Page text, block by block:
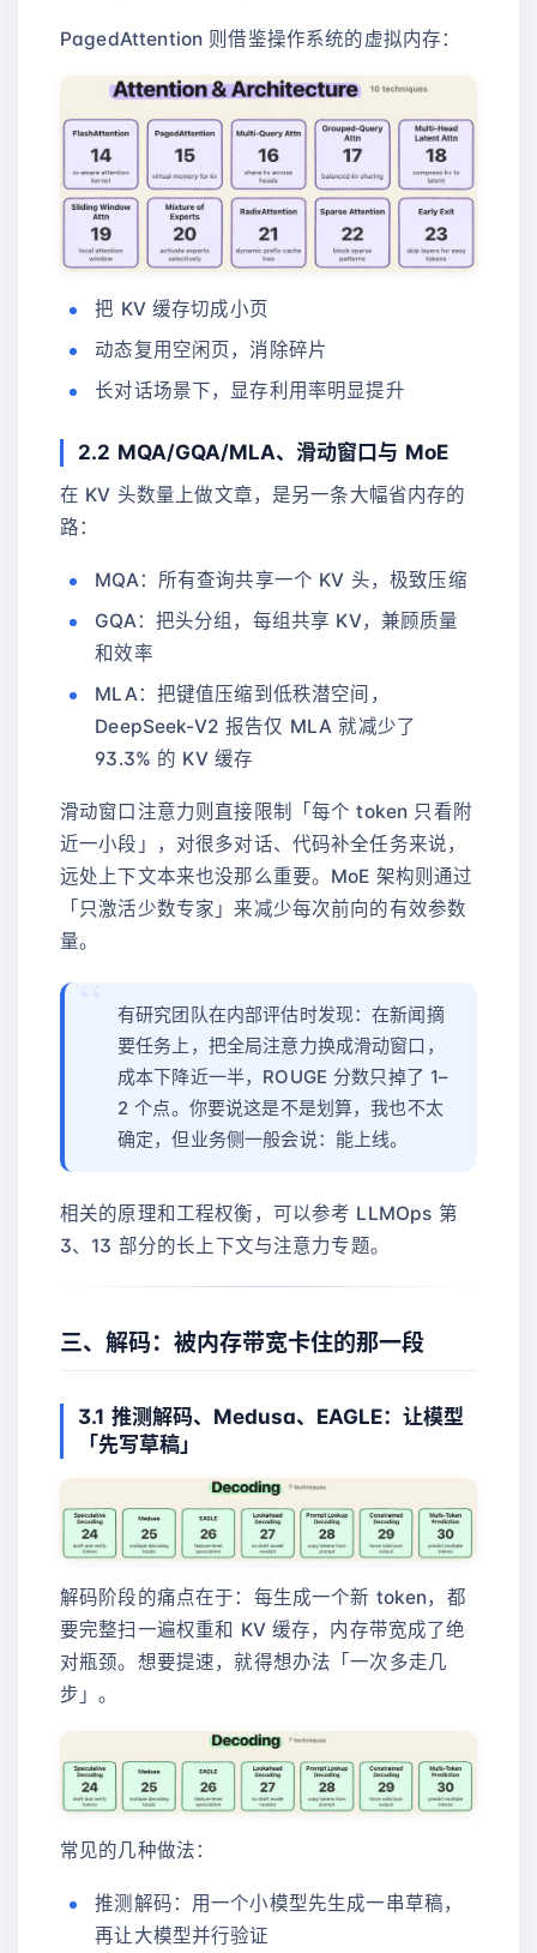
PagedAttention 则借鉴操作系统的虚拟内存：
把 KV 缓存切成小页
动态复用空闲页，消除碎片
长对话场景下，显存利用率明显提升
2.2 MQA/GQA/MLA、滑动窗口与 MoE
在 KV 头数量上做文章，是另一条大幅省内存的
路：
MQA：所有查询共享一个 KV 头，极致压缩
GQA：把头分组，每组共享 KV，兼顾质量
和效率
MLA：把键值压缩到低秩潜空间，
DeepSeek-V2 报告仅 MLA 就减少了
93.3% 的 KV 缓存
滑动窗口注意力则直接限制「每个 token 只看附
近一小段」，对很多对话、代码补全任务来说，
远处上下文本来也没那么重要。MoE 架构则通过
「只激活少数专家」来减少每次前向的有效参数
量。
有研究团队在内部评估时发现：在新闻摘
要任务上，把全局注意力换成滑动窗口，
成本下降近一半，ROUGE 分数只掉了 1–
2 个点。你要说这是不是划算，我也不太
确定，但业务侧一般会说：能上线。
相关的原理和工程权衡，可以参考 LLMOps 第
3、13 部分的长上下文与注意力专题。
三、解码：被内存带宽卡住的那一段
3.1 推测解码、Medusa、EAGLE：让模型
「先写草稿」
解码阶段的痛点在于：每生成一个新 token，都
要完整扫一遍权重和 KV 缓存，内存带宽成了绝
对瓶颈。想要提速，就得想办法「一次多走几
步」。
常见的几种做法：
推测解码：用一个小模型先生成一串草稿，
再让大模型并行验证